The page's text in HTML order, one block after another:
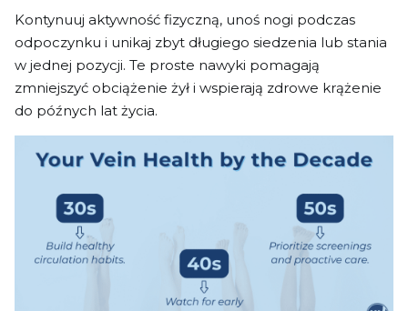
Kontynuuj aktywność fizyczną, unoś nogi podczas
odpoczynku i unikaj zbyt długiego siedzenia lub stania
w jednej pozycji. Te proste nawyki pomagają
zmniejszyć obciążenie żył i wspierają zdrowe krążenie
do późnych lat życia.